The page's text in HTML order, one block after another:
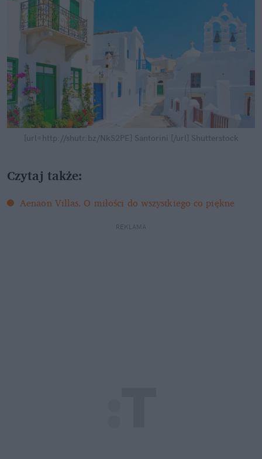
[url=http://shutr.bz/NkS2PE] Santorini [/url] Shutterstock
Czytaj także:
Aenaon Villas. O miłości do wszystkiego co piękne
REKLAMA